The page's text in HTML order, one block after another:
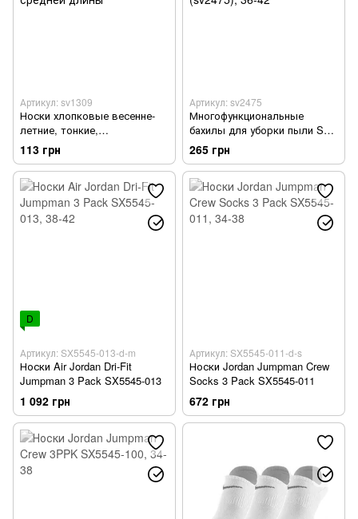
Артикул: sv1309
Носки хлопковые весенне-
летние, тонкие,
впитывающие пот,
антибактериальные средней
длины
113 грн
Артикул: sv2475
Многофункциональные
бахилы для уборки пыли SV
обувь для ленивой уборки 2
шт (пара) Синий (sv2475)
265 грн
D
Артикул: SX5545-013-d-m
Носки Air Jordan Dri-Fit
Jumpman 3 Pack SX5545-013
1 092 грн
Артикул: SX5545-011-d-s
Носки Jordan Jumpman Crew
Socks 3 Pack SX5545-011
672 грн